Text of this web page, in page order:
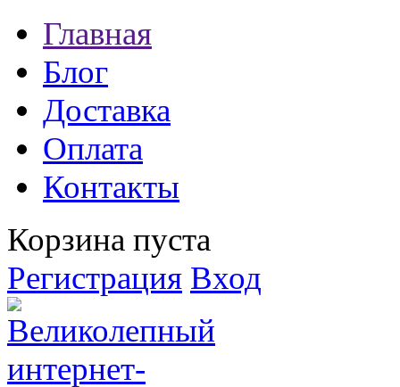
Главная
Блог
Доставка
Оплата
Контакты
Корзина пуста
Регистрация Вход